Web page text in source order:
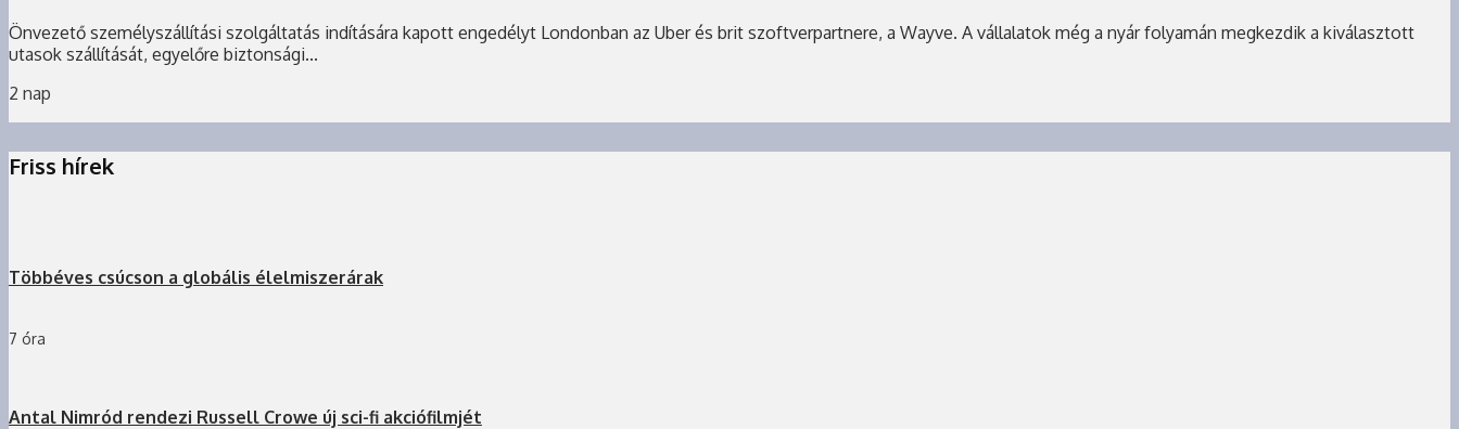
Önvezető személyszállítási szolgáltatás indítására kapott engedélyt Londonban az Uber és brit szoftverpartnere, a Wayve. A vállalatok még a nyár folyamán megkezdik a kiválasztott
utasok szállítását, egyelőre biztonsági...
2 nap
Friss hírek
Többéves csúcson a globális élelmiszerárak
7 óra
Antal Nimród rendezi Russell Crowe új sci-fi akciófilmjét